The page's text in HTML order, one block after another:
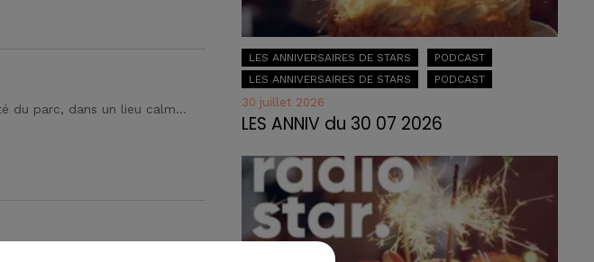
Paola Grommes, responsable de la Fondation PortAventura, située juste à coté du parc, dans un lieu calme et arboré.
LES ANNIVERSAIRES DE STARS
PODCAST
LES ANNIVERSAIRES DE STARS
PODCAST
30 juillet 2026
LES ANNIV du 30 07 2026